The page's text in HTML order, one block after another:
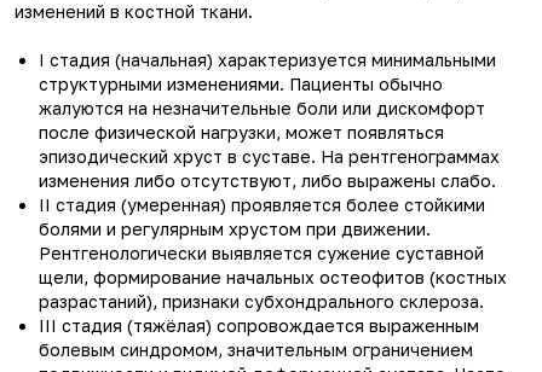
изменений в костной ткани.
I стадия (начальная) характеризуется минимальными
структурными изменениями. Пациенты обычно
жалуются на незначительные боли или дискомфорт
после физической нагрузки, может появляться
эпизодический хруст в суставе. На рентгенограммах
изменения либо отсутствуют, либо выражены слабо.
II стадия (умеренная) проявляется более стойкими
болями и регулярным хрустом при движении.
Рентгенологически выявляется сужение суставной
щели, формирование начальных остеофитов (костных
разрастаний), признаки субхондрального склероза.
III стадия (тяжёлая) сопровождается выраженным
болевым синдромом, значительным ограничением